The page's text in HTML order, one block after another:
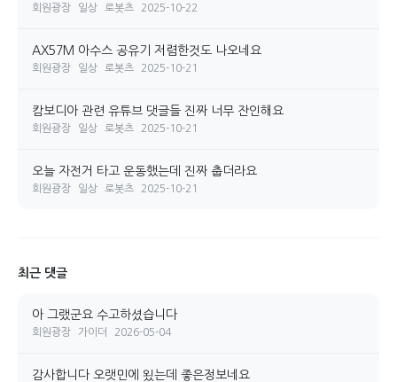
회원광장 일상 로봇츠 2025-10-22
AX57M 아수스 공유기 저렴한것도 나오네요
회원광장 일상 로봇츠 2025-10-21
캄보디아 관련 유튜브 댓글들 진짜 너무 잔인해요
회원광장 일상 로봇츠 2025-10-21
오늘 자전거 타고 운동했는데 진짜 춥더라요
회원광장 일상 로봇츠 2025-10-21
최근 댓글
아 그랬군요 수고하셨습니다
회원광장 가이더 2026-05-04
감사합니다 오랫민에 욌는데 좋은정보네요